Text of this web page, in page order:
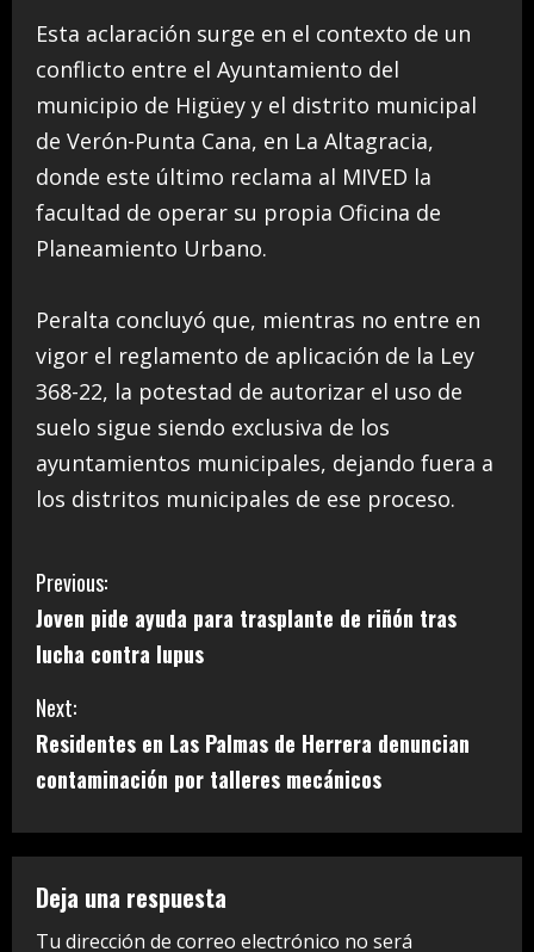
Esta aclaración surge en el contexto de un
conflicto entre el Ayuntamiento del
municipio de Higüey y el distrito municipal
de Verón-Punta Cana, en La Altagracia,
donde este último reclama al MIVED la
facultad de operar su propia Oficina de
Planeamiento Urbano.
Peralta concluyó que, mientras no entre en
vigor el reglamento de aplicación de la Ley
368-22, la potestad de autorizar el uso de
suelo sigue siendo exclusiva de los
ayuntamientos municipales, dejando fuera a
los distritos municipales de ese proceso.
C
o
n
t
i
n
u
e
Previous:
Joven pide ayuda para trasplante de riñón tras
lucha contra lupus
Next:
Residentes en Las Palmas de Herrera denuncian
contaminación por talleres mecánicos
Deja una respuesta
Tu dirección de correo electrónico no será